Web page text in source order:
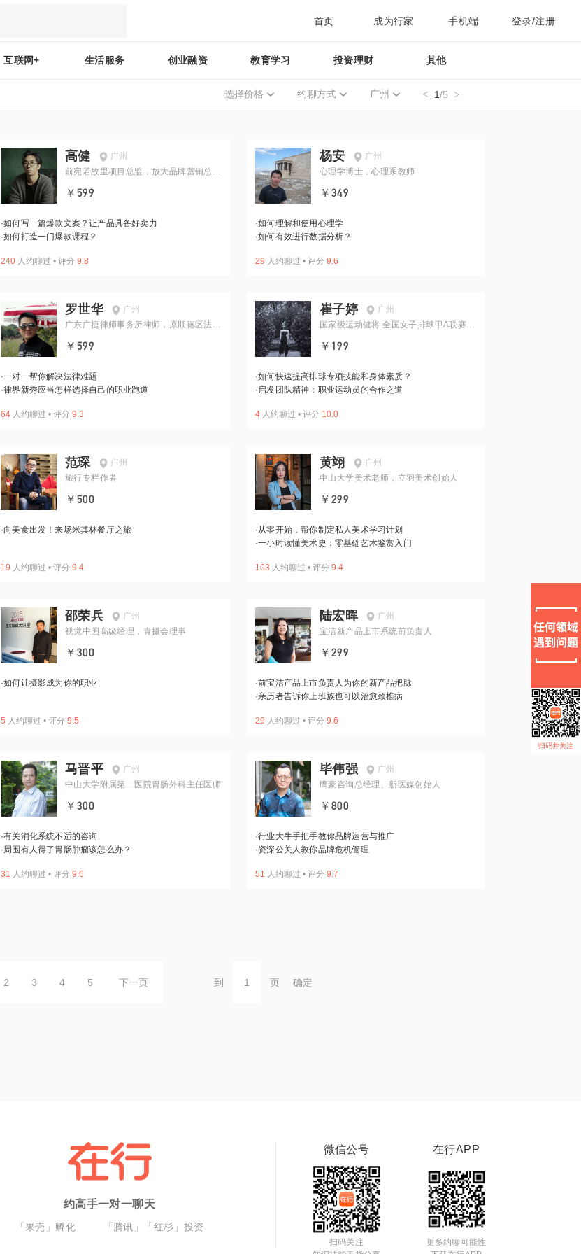
首页 成为行家 手机端 登录/注册
互联网+ 生活服务 创业融资 教育学习 投资理财 其他
选择价格 约聊方式 广州 1/5
高健
广州
前宛若故里项目总监，放大品牌营销总经
￥599
·如何写一篇爆款文案？让产品具备好卖力
·如何打造一门爆款课程？
240 人约聊过 • 评分 9.8
杨安
广州
心理学博士，心理系教师
￥349
·如何理解和使用心理学
·如何有效进行数据分析？
29 人约聊过 • 评分 9.6
罗世华
广州
广东广捷律师事务所律师，原顺德区法院
￥599
·一对一帮你解决法律难题
·律界新秀应当怎样选择自己的职业跑道
64 人约聊过 • 评分 9.3
崔子婷
广州
国家级运动健将 全国女子排球甲A联赛第
￥199
·如何快速提高排球专项技能和身体素质？
·启发团队精神：职业运动员的合作之道
4 人约聊过 • 评分 10.0
范琛
广州
旅行专栏作者
￥500
·向美食出发！来场米其林餐厅之旅
19 人约聊过 • 评分 9.4
黄翊
广州
中山大学美术老师，立羽美术创始人
￥299
·从零开始，帮你制定私人美术学习计划
·一小时读懂美术史：零基础艺术鉴赏入门
103 人约聊过 • 评分 9.4
邵荣兵
广州
视觉中国高级经理，青摄会理事
￥300
·如何让摄影成为你的职业
5 人约聊过 • 评分 9.5
陆宏晖
广州
宝洁新产品上市系统前负责人
￥299
·前宝洁产品上市负责人为你的新产品把脉
·亲历者告诉你上班族也可以治愈颈椎病
29 人约聊过 • 评分 9.6
马晋平
广州
中山大学附属第一医院胃肠外科主任医师
￥300
·有关消化系统不适的咨询
·周围有人得了胃肠肿瘤该怎么办？
31 人约聊过 • 评分 9.6
毕伟强
广州
鹰豪咨询总经理、新医媒创始人
￥800
·行业大牛手把手教你品牌运营与推广
·资深公关人教你品牌危机管理
51 人约聊过 • 评分 9.7
2 3 4 5 下一页 到 页 确定
扫码并关注
约高手一对一聊天
「果壳」孵化 「腾讯」「红杉」投资
微信公号
扫码关注
在行APP
更多约聊可能性